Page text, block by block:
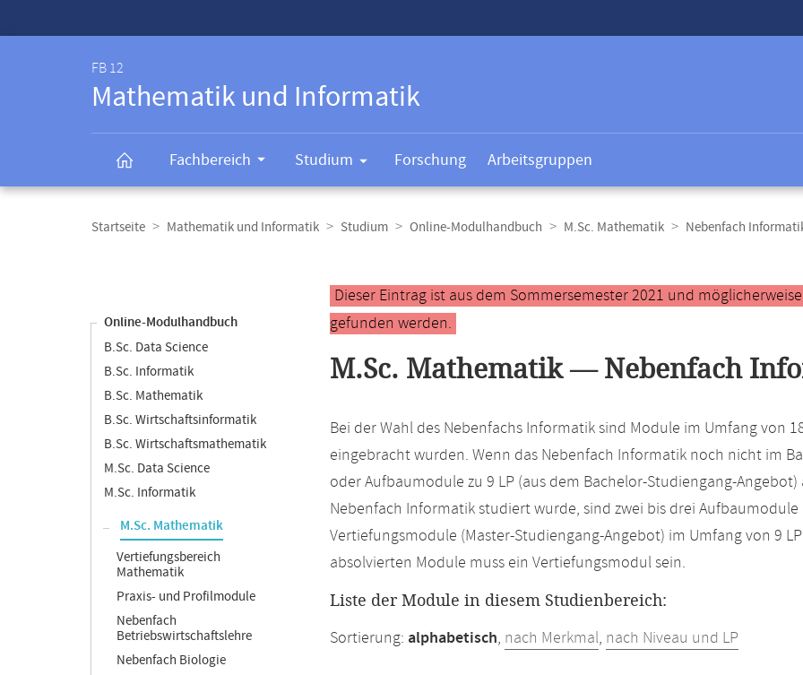
FB 12
Mathematik und Informatik
Fachbereich Studium Forschung Arbeitsgruppen
Navigation
Startseite Mathematik und Informatik Studium Online-Modulhandbuch M.Sc. Mathematik Nebenfach
Online-Modulhandbuch
B.Sc. Data Science
B.Sc. Informatik
B.Sc. Mathematik
B.Sc. Wirtschaftsinformatik
B.Sc. Wirtschaftsmathematik
M.Sc. Data Science
M.Sc. Informatik
M.Sc. Mathematik
Vertiefungsbereich
Mathematik
Praxis- und Profilmodule
Nebenfach
Betriebswirtschaftslehre
Nebenfach Biologie
Hauptinhalt
Dieser Eintrag ist aus dem Sommersemester 2021 und
gefunden werden.
M.Sc. Mathematik — Nebenfach
Bei der Wahl des Nebenfachs Informatik sind Module im Umfang von
eingebracht wurden. Wenn das Nebenfach Informatik noch nicht im
oder Aufbaumodule zu 9 LP (aus dem Bachelor-Studiengang-
Nebenfach Informatik studiert wurde, sind zwei bis drei
Vertiefungsmodule (Master-Studiengang-Angebot) im Umfang von 9
absolvierten Module muss ein Vertiefungsmodul sein.
Liste der Module in diesem Studienbereich:
Sortierung: alphabetisch, nach Merkmal, nach Niveau und LP